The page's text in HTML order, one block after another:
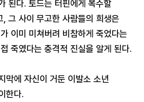
된다. 토드는 터핀에게 복수할
그 사이 무고한 사람들의 희생은
이미 미쳐버려 비참하게 죽었다는
죽였다는 충격적 진실을 알게 된다.
막에 자신이 거둔 이발소 소년
한다.